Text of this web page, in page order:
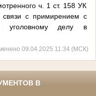
ч. 1 ст. 158 УК
с примирением с
уголовному делу в
09.04.2025 11:34 (МСК)
В